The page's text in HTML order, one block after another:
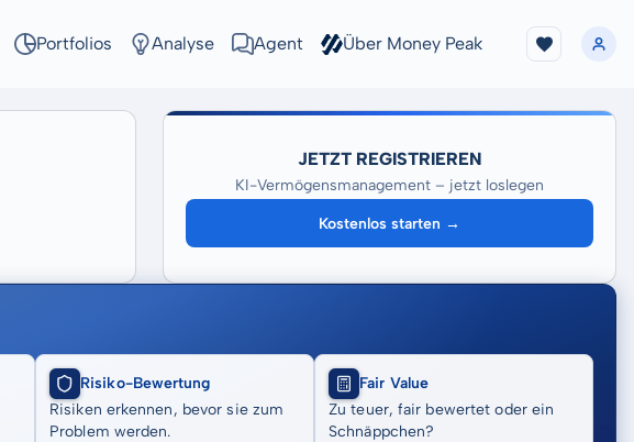
Portfolios Analyse Agent Über Money Peak
JETZT REGISTRIEREN
KI-Vermögensmanagement – jetzt loslegen
Kostenlos starten →
Risiko-Bewertung
Risiken erkennen, bevor sie zum
Problem werden.
Fair Value
Zu teuer, fair bewertet oder ein
Schnäppchen?